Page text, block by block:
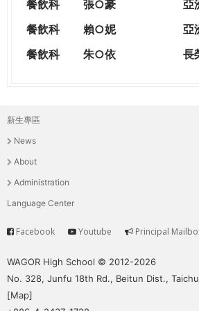
餐飲科 張○豪
亞
餐飲科
賴○妮
亞
餐飲科
朱○依 長
主
選
單
新生專區
News
About
Administration
Language Center
Service
Facebook Youtube Principal
WAGOR High School © 2012-2026
No. 328, Junfu 18th Rd., Beitun Dist.,
[Map]